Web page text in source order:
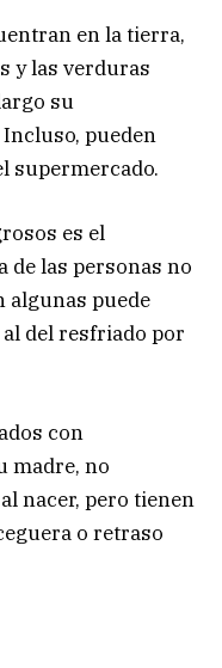
en la tierra,
y las verduras
su
pueden
supermercado.
es el
de las personas no
algunas puede
del resfriado por
con
madre, no
nacer, pero tienen
o retraso